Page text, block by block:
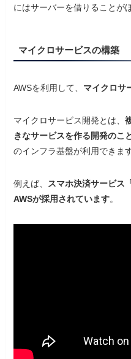
にはサーバーを借りることが
マイクロサービスの構築
AWSを利用して、 マイクロサ
マイクロサービス開発とは、
きなサービスを作る開発のこ
のインフラ基盤が利用できます
例えば、
スマホ決済サービス
AWSが採用されています。